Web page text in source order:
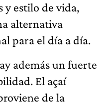
y estilo de vida,
alternativa
para el día a día.
además un fuerte
El açaí
de la